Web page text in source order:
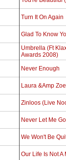
Turn It On Again
Glad To Know
Umbrella (Ft
Awards 2008)
Never Enough
Laura &Amp
Zinloos (Live
Never Let Me Go
We Won't Be
Our Life Is Not A